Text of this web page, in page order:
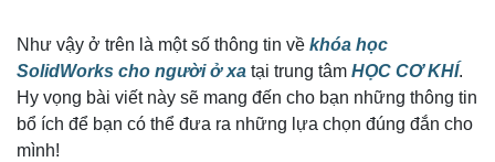
Như vậy ở trên là một số thông tin về khóa học
SolidWorks cho người ở xa tại trung tâm HỌC CƠ KHÍ.
Hy vọng bài viết này sẽ mang đến cho bạn những thông tin
bổ ích để bạn có thể đưa ra những lựa chọn đúng đắn cho
mình!